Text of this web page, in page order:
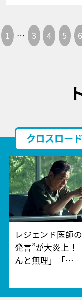
1 … 3 4 5 6
クロスロー
レジェンド医師
発言”が大炎上！
んと無理」「…